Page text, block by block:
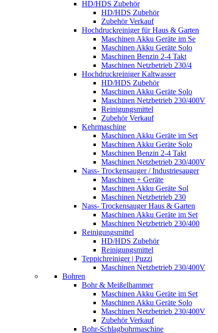
HD/HDS Zubehör
HD/HDS Zubehör
Zubehör Verkauf
Hochdruckreiniger für Haus & Garten
Maschinen Akku Geräte im Se
Maschinen Akku Geräte Solo
Maschinen Benzin 2-4 Takt
Maschinen Netzbetrieb 230/4
Hochdruckreiniger Kaltwasser
HD/HDS Zubehör
Maschinen Akku Geräte Solo
Maschinen Netzbetrieb 230/400V
Reinigungsmittel
Zubehör Verkauf
Kehrmaschine
Maschinen Akku Geräte im Set
Maschinen Akku Geräte Solo
Maschinen Benzin 2-4 Takt
Maschinen Netzbetrieb 230/400V
Nass- Trockensauger / Industriesauger
Maschinen + Geräte
Maschinen Akku Geräte Sol
Maschinen Netzbetrieb 230
Nass- Trockensauger Haus & Garten
Maschinen Akku Geräte im Set
Maschinen Netzbetrieb 230/400
Reinigungsmittel
HD/HDS Zubehör
Reinigungsmittel
Teppichreiniger | Puzzi
Maschinen Netzbetrieb 230/400V
Bohren
Bohr & Meißelhammer
Maschinen Akku Geräte im Set
Maschinen Akku Geräte Solo
Maschinen Netzbetrieb 230/400V
Zubehör Verkauf
Bohr-Schlagbohrmaschine